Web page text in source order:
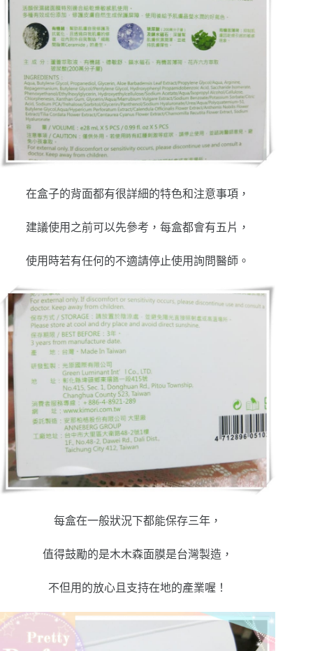
在盒子的背面都有很詳細的特色和注意事項，
建議使用之前可以先參考，每盒都會有五片，
使用時若有任何的不適請停止使用詢問醫師。
每盒在一般狀況下都能保存三年，
值得鼓勵的是木木森面膜是台灣製造，
不但用的放心且支持在地的產業喔！